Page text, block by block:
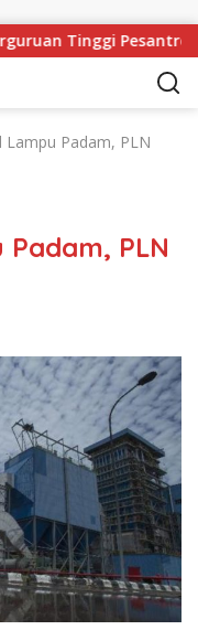
Tinggi Pesantren
Lampu Padam, PLN
PLN